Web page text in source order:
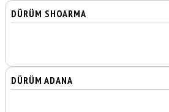
DÜRÜM SHOARMA
DÜRÜM ADANA